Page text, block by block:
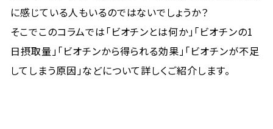
に感じている人もいるのではないでしょうか？
そこでこのコラムでは「ビオチンとは何か」「ビオチンの1
日摂取量」「ビオチンから得られる効果」「ビオチンが不足
してしまう原因」などについて詳しくご紹介します。